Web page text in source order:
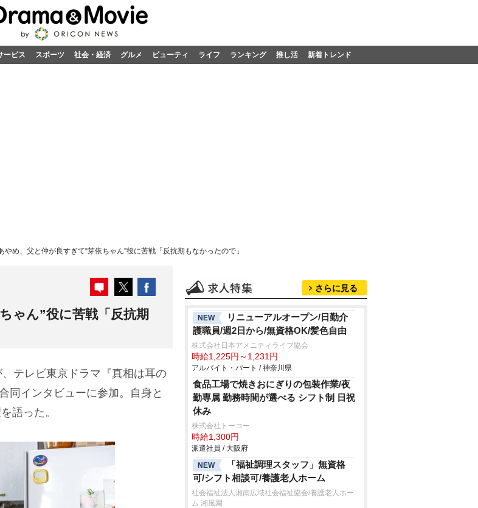
ービス スポーツ 社会・経済 グルメ ビューティ ライフ ランキング 推し活 新着トレンド
やめ、父と仲が良すぎて“芽依ちゃん”役に苦戦「反抗期もなかったので」
ゃん”役に苦戦「反抗期
、テレビ東京ドラマ『真相は耳の
インタビューに参加。自身と
語った。
さらに見る
NEW
リニューアルオープン/日勤介
護職員/週2日から/無資格OK/髪色自由
株式会社日本アメニティライフ協会
時給1,225円～1,231円
アルバイト・パート / 神奈川県
食品工場で焼きおにぎりの包装作業/夜
勤専属 勤務時間が選べる シフト制 日祝
休み
株式会社トーコー
時給1,300円
派遣社員 / 大阪府
NEW
「福祉調理スタッフ」無資格
可/シフト相談可/養護老人ホーム
社会福祉法人湘南広域社会福祉協会/養護老人ホー
ム 湘風園